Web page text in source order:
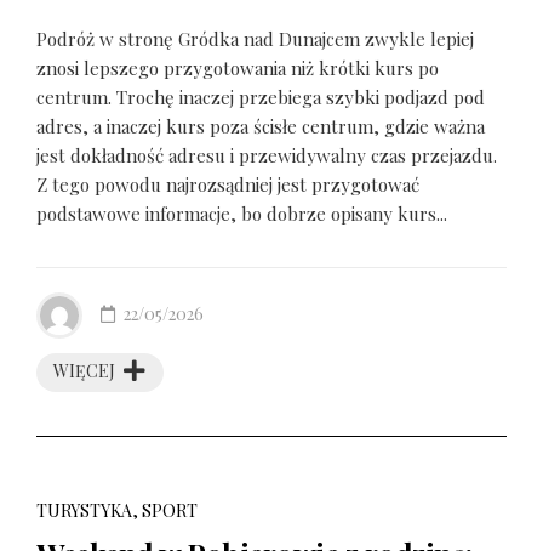
Podróż w stronę Gródka nad Dunajcem zwykle lepiej
znosi lepszego przygotowania niż krótki kurs po
centrum. Trochę inaczej przebiega szybki podjazd pod
adres, a inaczej kurs poza ścisłe centrum, gdzie ważna
jest dokładność adresu i przewidywalny czas przejazdu.
Z tego powodu najrozsądniej jest przygotować
podstawowe informacje, bo dobrze opisany kurs...
WIĘCEJ
22/05/2026
TURYSTYKA, SPORT